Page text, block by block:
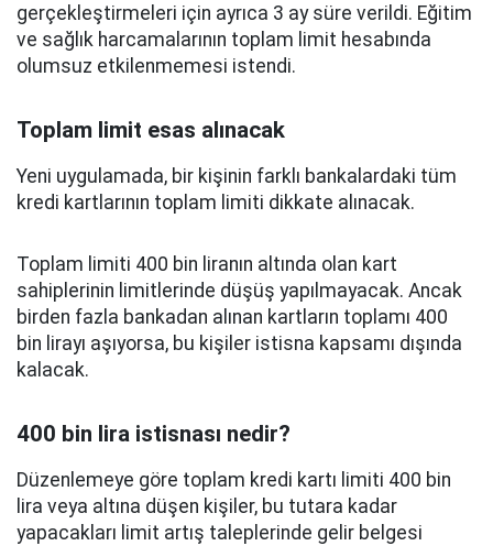
gerçekleştirmeleri için ayrıca 3 ay süre verildi. Eğitim
ve sağlık harcamalarının toplam limit hesabında
olumsuz etkilenmemesi istendi.
Toplam limit esas alınacak
Yeni uygulamada, bir kişinin farklı bankalardaki tüm
kredi kartlarının toplam limiti dikkate alınacak.
Toplam limiti 400 bin liranın altında olan kart
sahiplerinin limitlerinde düşüş yapılmayacak. Ancak
birden fazla bankadan alınan kartların toplamı 400
bin lirayı aşıyorsa, bu kişiler istisna kapsamı dışında
kalacak.
400 bin lira istisnası nedir?
Düzenlemeye göre toplam kredi kartı limiti 400 bin
lira veya altına düşen kişiler, bu tutara kadar
yapacakları limit artış taleplerinde gelir belgesi